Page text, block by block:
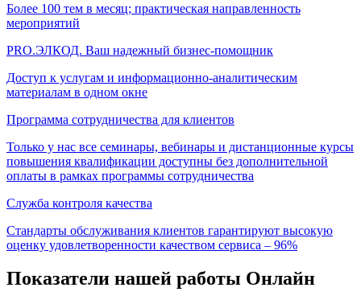
Более 100 тем в месяц; практическая направленность
мероприятий
PRO.ЭЛКОД. Ваш надежный бизнес-помощник
Доступ к услугам и информационно-аналитическим
материалам в одном окне
Программа сотрудничества для клиентов
Только у нас все семинары, вебинары и дистанционные курсы
повышения квалификации доступны без дополнительной
оплаты в рамках программы сотрудничества
Служба контроля качества
Стандарты обслуживания клиентов гарантируют высокую
оценку удовлетворенности качеством сервиса – 96%
Показатели нашей работы Онлайн